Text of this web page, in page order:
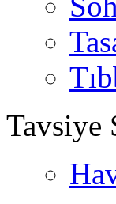
Tavsiye